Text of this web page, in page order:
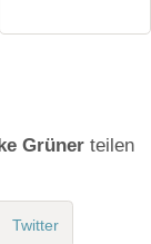
Grünerteilen
Twitter